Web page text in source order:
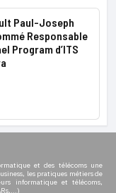
Paul-Joseph
Responsable
Program d’ITS
et des télécoms une
les pratiques métiers de
informatique et télécoms,